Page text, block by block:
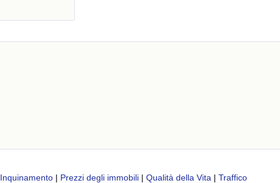
Inquinamento | Prezzi degli immobili | Qualità della Vita | Traffico